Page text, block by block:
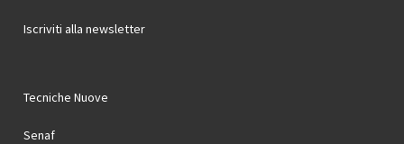
Iscriviti alla newsletter
Tecniche Nuove
Senaf